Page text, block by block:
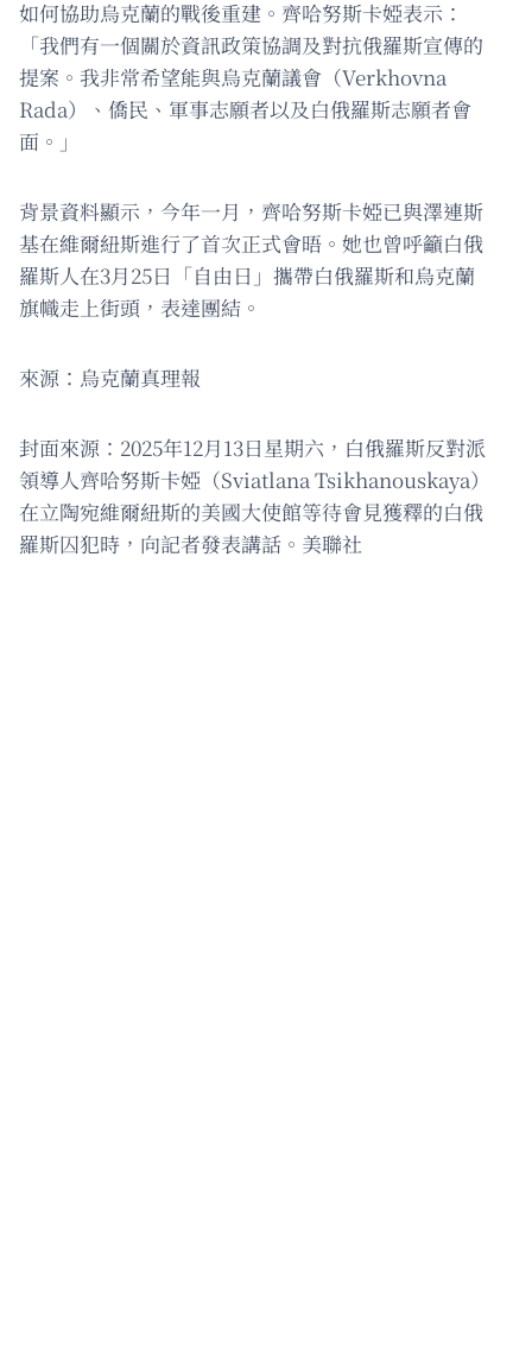
如何協助烏克蘭的戰後重建。齊哈努斯卡婭表示：
「我們有一個關於資訊政策協調及對抗俄羅斯宣傳的
提案。我非常希望能與烏克蘭議會（Verkhovna
Rada）、僑民、軍事志願者以及白俄羅斯志願者會
面。」
背景資料顯示，今年一月，齊哈努斯卡婭已與澤連斯
基在維爾紐斯進行了首次正式會晤。她也曾呼籲白俄
羅斯人在3月25日「自由日」攜帶白俄羅斯和烏克蘭
旗幟走上街頭，表達團結。
來源：烏克蘭真理報
封面來源：2025年12月13日星期六，白俄羅斯反對派
領導人齊哈努斯卡婭（Sviatlana Tsikhanouskaya）
在立陶宛維爾紐斯的美國大使館等待會見獲釋的白俄
羅斯囚犯時，向記者發表講話。美聯社